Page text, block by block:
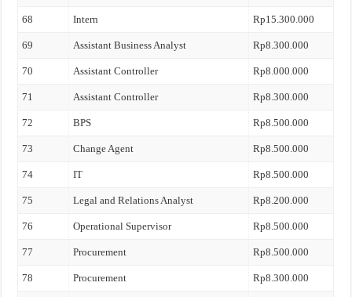
68 Intern Rp15.300.000
69 Assistant Business Analyst Rp8.300.000
70 Assistant Controller Rp8.000.000
71 Assistant Controller Rp8.300.000
72 BPS Rp8.500.000
73 Change Agent Rp8.500.000
74 IT Rp8.500.000
75 Legal and Relations Analyst Rp8.200.000
76 Operational Supervisor Rp8.500.000
77 Procurement Rp8.500.000
78 Procurement Rp8.300.000